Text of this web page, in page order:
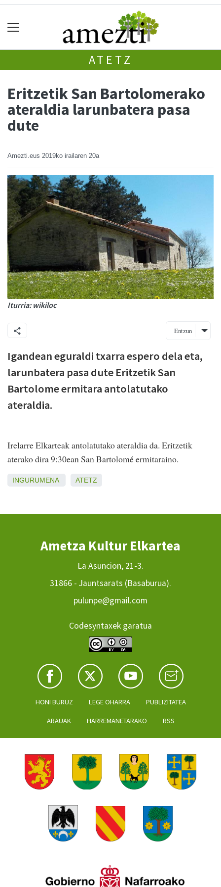
ATETZ
Eritzetik San Bartolomerako
ateraldia larunbatera pasa
dute
Amezti.eus 2019ko irailaren 20a
Iturria: wikiloc
Entzun
Igandean eguraldi txarra espero dela eta,
larunbatera pasa dute Eritzetik San
Bartolome ermitara antolatutako
ateraldia.
Irelarre Elkarteak antolatutako ateraldia da. Eritzetik
aterako dira 9:30ean San Bartolomé ermitaraino.
INGURUMENA ATETZ
Ametza Kultur Elkartea
La Asuncion, 21-3.
31866 - Jauntsarats (Basaburua).
pulunpe@gmail.com
Codesyntaxek garatua
HONI BURUZ LEGE OHARRA PUBLIZITATEA
ARAUAK HARREMANETARAKO RSS